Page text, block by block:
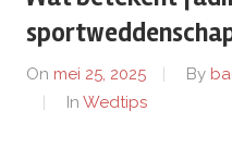
On mei 25, 2025 By
In Wedtips